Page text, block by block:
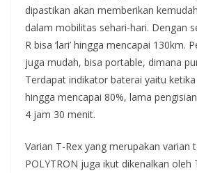
dipastikan akan memberikan
dalam mobilitas sehari-hari. Dengan
R bisa ‘lari’ hingga mencapai 130km.
juga mudah, bisa portable, dimana
Terdapat indikator baterai yaitu
hingga mencapai 80%, lama
4 jam 30 menit.
Varian T-Rex yang merupakan varian
POLYTRON juga ikut dikenalkan oleh